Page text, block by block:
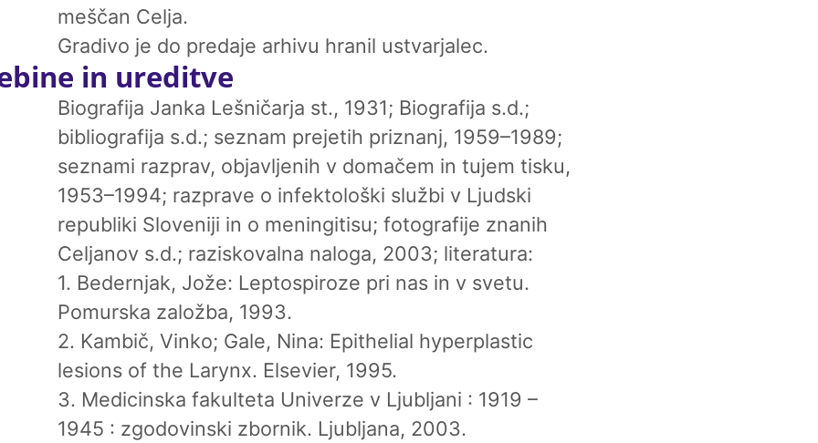
meščan Celja.
Gradivo je do predaje arhivu hranil ustvarjalec.
in ureditve
Biografija Janka Lešničarja st., 1931; Biografija s.d.;
bibliografija s.d.; seznam prejetih priznanj, 1959–1989;
seznami razprav, objavljenih v domačem in tujem tisku,
1953–1994; razprave o infektološki službi v Ljudski
republiki Sloveniji in o meningitisu; fotografije znanih
Celjanov s.d.; raziskovalna naloga, 2003; literatura:
1. Bedernjak, Jože: Leptospiroze pri nas in v svetu.
Pomurska založba, 1993.
2. Kambič, Vinko; Gale, Nina: Epithelial hyperplastic
lesions of the Larynx. Elsevier, 1995.
3. Medicinska fakulteta Univerze v Ljubljani : 1919 –
1945 : zgodovinski zbornik. Ljubljana, 2003.